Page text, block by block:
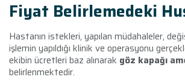
Fiyat Belirlemedeki
Hastanın istekleri, yapılan müdahaleler,
işlemin yapıldığı klinik ve operasyonu
ekibin ücretleri baz alınarak göz kapağı
belirlenmektedir.